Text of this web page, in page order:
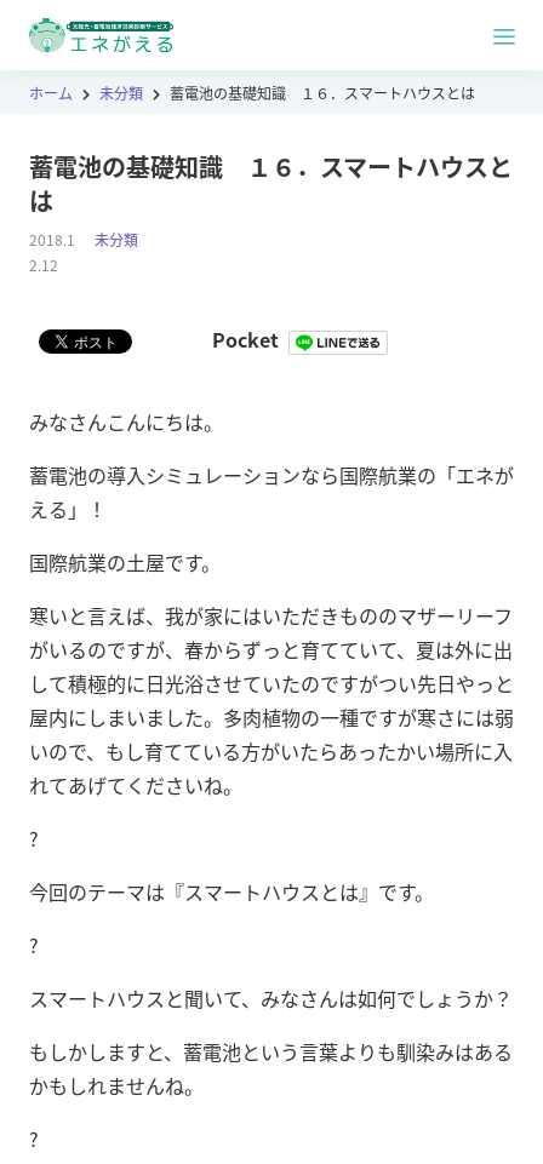
ホーム 未分類 蓄電池の基礎知識 １６．スマートハウスとは
蓄電池の基礎知識 １６．スマートハウスと
は
未分類
2018.1
2.12
Pocket
みなさんこんにちは。
蓄電池の導入シミュレーションなら国際航業の「エネが
える」！
国際航業の土屋です。
寒いと言えば、我が家にはいただきもののマザーリーフ
がいるのですが、春からずっと育てていて、夏は外に出
して積極的に日光浴させていたのですがつい先日やっと
屋内にしまいました。多肉植物の一種ですが寒さには弱
いので、もし育てている方がいたらあったかい場所に入
れてあげてくださいね。
?
今回のテーマは『スマートハウスとは』です。
?
スマートハウスと聞いて、みなさんは如何でしょうか？
もしかしますと、蓄電池という言葉よりも馴染みはある
かもしれませんね。
?